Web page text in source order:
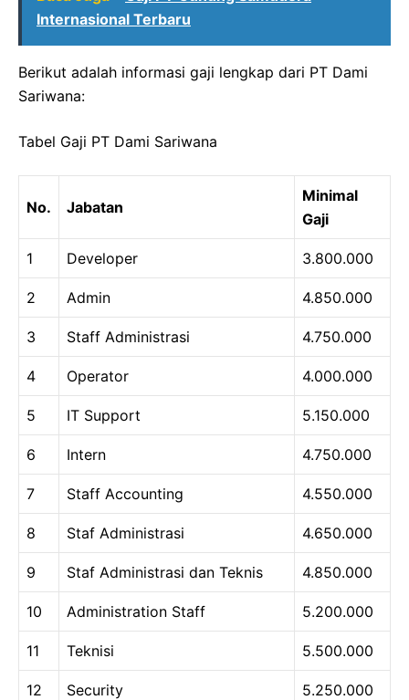
Internasional Terbaru
Berikut adalah informasi gaji lengkap dari PT Dami
Sariwana:
Tabel Gaji PT Dami Sariwana
No. Jabatan
Minimal
Gaji
1 Developer 3.800.000
2 Admin 4.850.000
3 Staff Administrasi 4.750.000
4 Operator 4.000.000
5 IT Support 5.150.000
6 Intern 4.750.000
7 Staff Accounting 4.550.000
8 Staf Administrasi 4.650.000
9 Staf Administrasi dan Teknis 4.850.000
10 Administration Staff 5.200.000
11 Teknisi 5.500.000
12 Security 5.250.000